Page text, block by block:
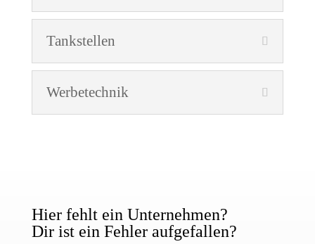
Tankstellen
Werbetechnik
Hier fehlt ein Unternehmen?
Dir ist ein Fehler aufgefallen?